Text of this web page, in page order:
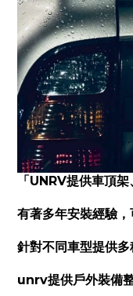
「UNRV提供車頂
有著多年安裝經驗
針對不同車型提供
unrv提供戶外裝備